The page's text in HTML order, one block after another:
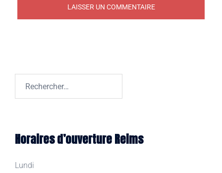
Horaires d’ouverture Reims
Lundi